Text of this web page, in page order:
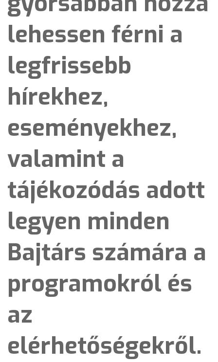
lehessen férni a
legfrissebb
hírekhez,
eseményekhez,
valamint a
tájékozódás adott
legyen minden
Bajtárs számára a
programokról és
az
elérhetőségekről.